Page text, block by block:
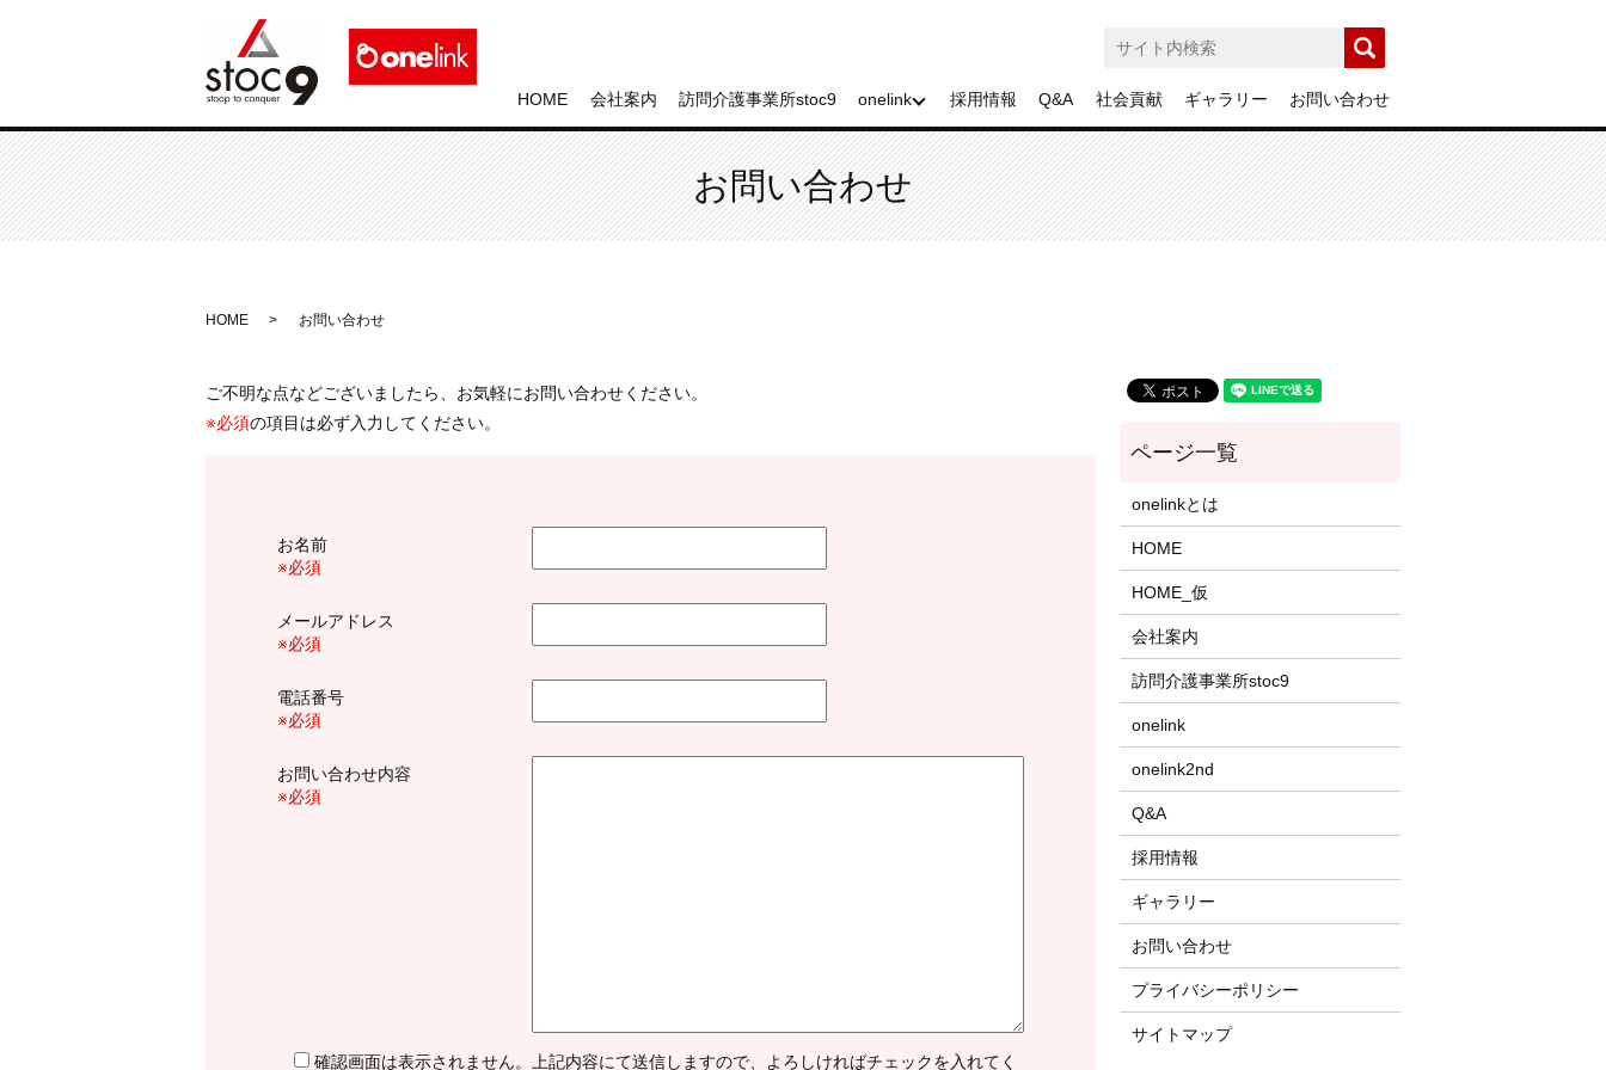
HOME 会社案内 訪問介護事業所stoc9 onelink 採用情報 Q&A 社会貢献 ギャラリー お問い合わせ
お問い合わせ
HOME お問い合わせ
ご不明な点などございましたら、お気軽にお問い合わせください。
※必須の項目は必ず入力してください。
お名前
※必須
メールアドレス
※必須
電話番号
※必須
お問い合わせ内容
※必須
確認画面は表示されません。上記内容にて送信しますので、よろしければチェックを入れてく
onelinkとは
HOME
HOME_仮
会社案内
訪問介護事業所stoc9
onelink
onelink2nd
Q&A
採用情報
ギャラリー
お問い合わせ
プライバシーポリシー
サイトマップ